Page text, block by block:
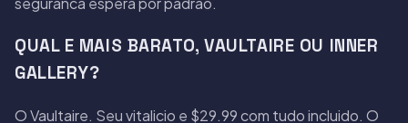
QUAL E MAIS BARATO, VAULTAIRE OU INNER
GALLERY?
O Vaultaire. Seu vitalicio e $29.99 com tudo incluido. O